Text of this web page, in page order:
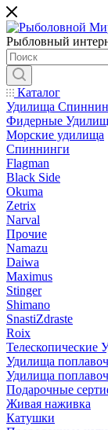
Рыбловный
Каталог
Удилища
Фидерные
Морские удилища
Спиннинги
Flagman
Black Side
Okuma
Zetrix
Narval
Прочие
Namazu
Daiwa
Maximus
Stinger
Shimano
SnastiZdraste
Roix
Телескопические
Удилища
Удилища
Подарочные
Живая наживка
Катушки